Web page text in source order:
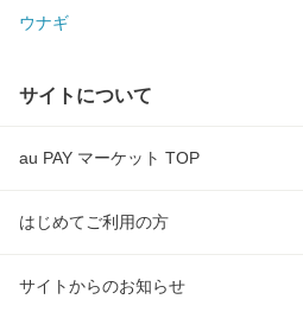
ウナギ
サイトについて
au PAY マーケット TOP
はじめてご利用の方
サイトからのお知らせ